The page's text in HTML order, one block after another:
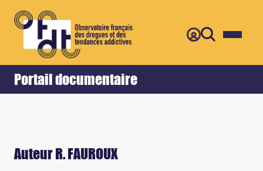
Portail documentaire
Accueil Retour
Auteur R. FAUROUX